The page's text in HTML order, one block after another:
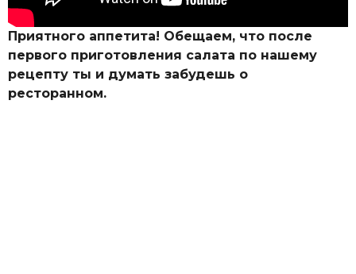
Приятного аппетита! Обещаем, что после
первого приготовления салата по нашему
рецепту ты и думать забудешь о
ресторанном.